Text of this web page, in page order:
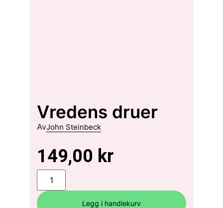
Vredens druer
AvJohn Steinbeck
149,00 kr
Legg i handlekurv